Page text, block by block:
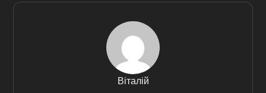
Віталій